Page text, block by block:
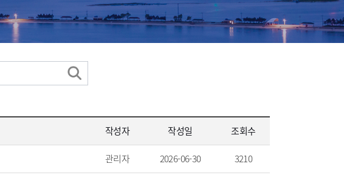
작성자 작성일 조회수
관리자 2026-06-30 3210